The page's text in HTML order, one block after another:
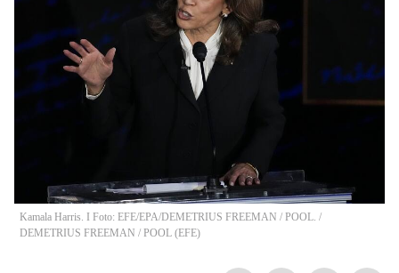
Kamala Harris. I Foto: EFE/EPA/DEMETRIUS FREEMAN / POOL. /
DEMETRIUS FREEMAN / POOL (EFE)